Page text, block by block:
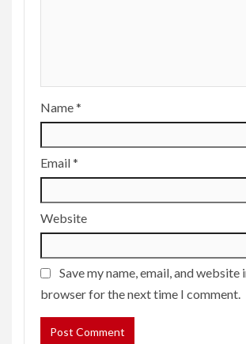
Name*
Email*
Website
Save my name, email, and website
browser for the next time I comment.